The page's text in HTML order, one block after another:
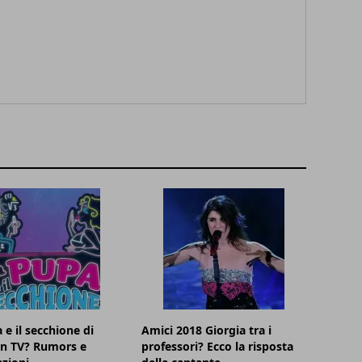
e il secchione di
TV? Rumors e
Amici 2018 Giorgia tra i
professori? Ecco la risposta